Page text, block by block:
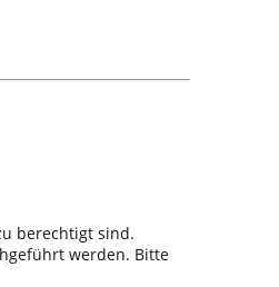
berechtigt sind.
werden. Bitte